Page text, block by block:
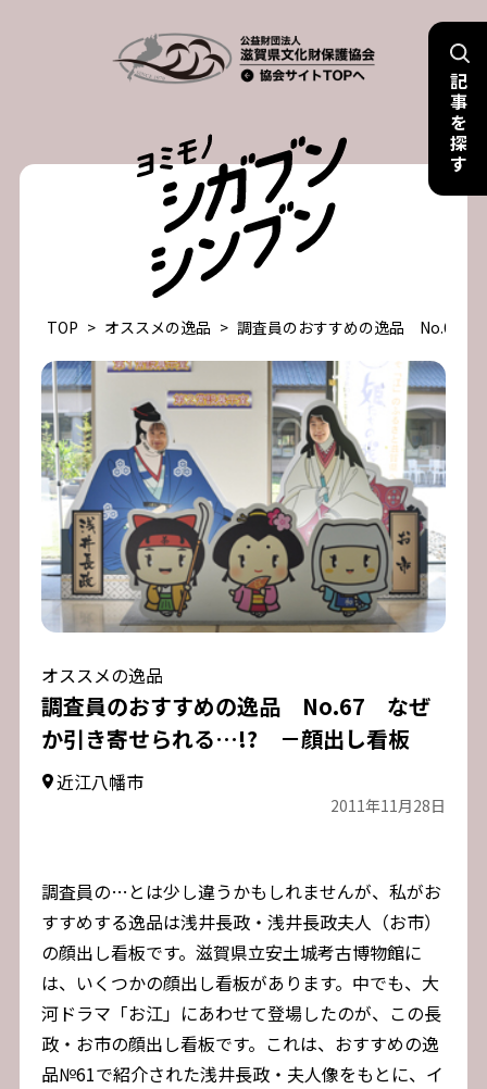
記
事
を
探
す
TOP > オススメの逸品 > 調査員のおすすめの逸品 No.67
オススメの逸品
調査員のおすすめの逸品 No.67 なぜ
か引き寄せられる…!? －顔出し看板
近江八幡市
2011年11月28日
調査員の…とは少し違うかもしれませんが、私がお
すすめする逸品は浅井長政・浅井長政夫人（お市）
の顔出し看板です。滋賀県立安土城考古博物館に
は、いくつかの顔出し看板があります。中でも、大
河ドラマ「お江」にあわせて登場したのが、この長
政・お市の顔出し看板です。これは、おすすめの逸
品№61で紹介された浅井長政・夫人像をもとに、イ